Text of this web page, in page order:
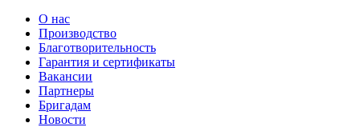
О нас
Производство
Благотворительность
Гарантия и сертификаты
Вакансии
Партнеры
Бригадам
Новости